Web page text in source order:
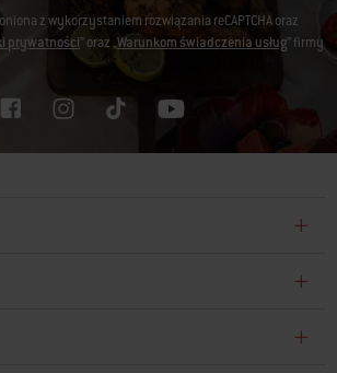
z wykorzystaniem rozwiązania reCAPTCHA oraz
prywatności” oraz „Warunkom świadczenia usług” firmy